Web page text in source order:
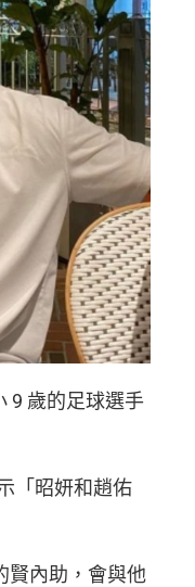
9 歲的足球選手
「昭妍和趙佑
賢內助，會與他